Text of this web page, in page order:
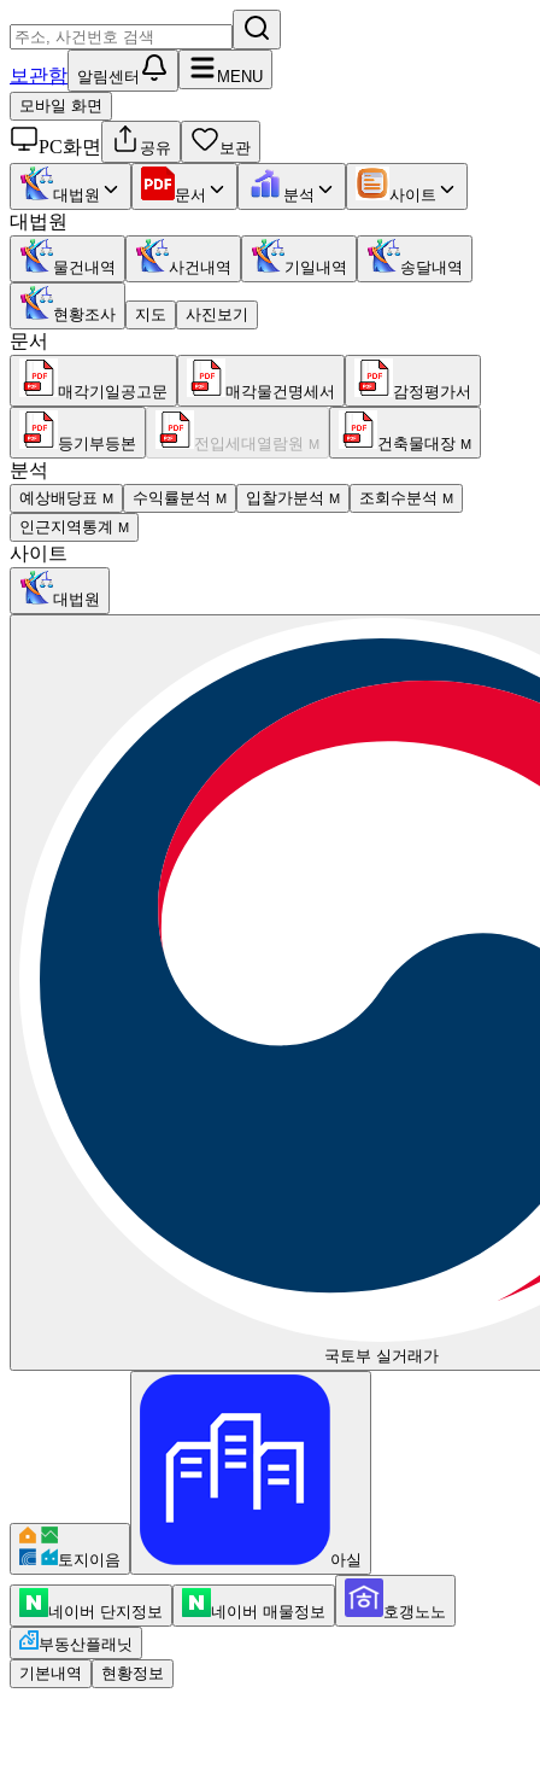
보관함 알림센터
MENU
모바일 화면
PC화면 공유 보관
대법원 문서 분석 사이트
대법원
물건내역 사건내역 기일내역 송달내역
현황조사 지도 사진보기
문서
매각기일공고문 매각물건명세서 감정평가서
등기부등본 전입세대열람원 M 건축물대장 M
분석
예상배당표 M 수익률분석 M 입찰가분석 M 조회수분석 M
인근지역통계 M
사이트
대법원
국토부 실거래가
토지이음 아실
네이버 단지정보 네이버 매물정보
호갱노노
부동산플래닛
기본내역
현황정보